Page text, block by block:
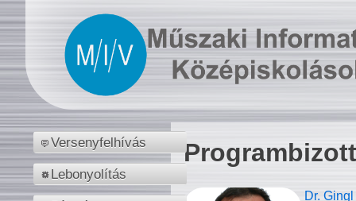
Versenyfelhívás
Lebonyolítás
Dr.